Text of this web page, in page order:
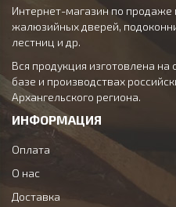
Интернет-магазин по
жалюзийных дверей,
лестниц и др.
Вся продукция изготовлена
базе и производствах
Архангельского региона.
ИНФОРМАЦИЯ
Оплата
О нас
Доставка